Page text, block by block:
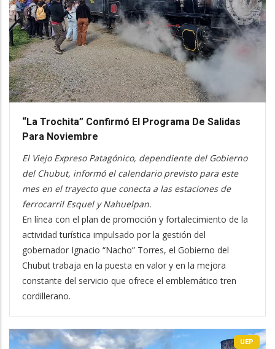
“La Trochita” Confirmó El Programa De Salidas
Para Noviembre
El Viejo Expreso Patagónico, dependiente del Gobierno
del Chubut, informó el calendario previsto para este
mes en el trayecto que conecta a las estaciones de
ferrocarril Esquel y Nahuelpan.
En línea con el plan de promoción y fortalecimiento de la
actividad turística impulsado por la gestión del
gobernador Ignacio “Nacho” Torres, el Gobierno del
Chubut trabaja en la puesta en valor y en la mejora
constante del servicio que ofrece el emblemático tren
cordillerano.
UEP